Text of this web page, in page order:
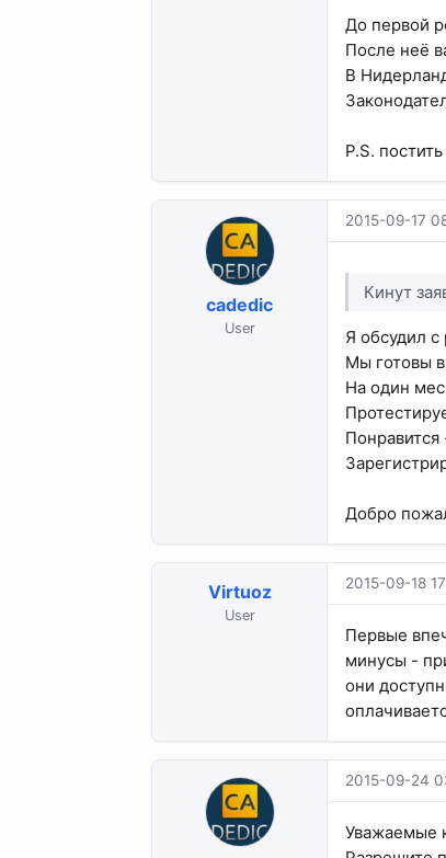
До первой
После неё
В
P.S.
cadedic
User
2015-09-17
Кинут
Я обсудил
Мы готовы
На один
Понравится
Добро
Virtuoz
User
2015-09-18
Первые
минусы -
они
2015-09-24
Уважаемые